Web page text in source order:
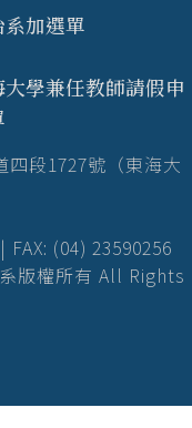
系加選單
大學兼任教師請假申
段1727號（東海大
(04) 23590256
版權所有 All Rights